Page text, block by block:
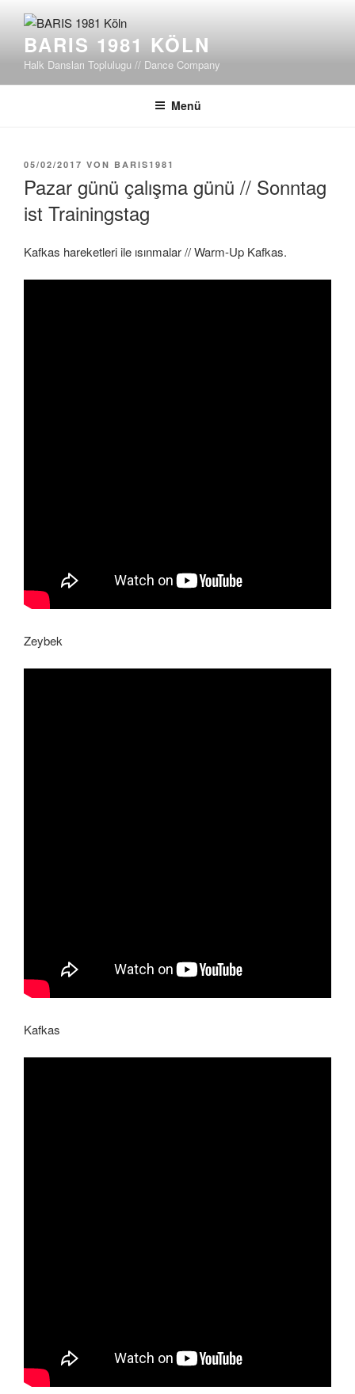
Inhalt
springenBARIS 1981 KÖLN
Halk Dansları Toplulugu // Dance Company
Menü
VERÖFFENTLICHT
05/02/2017 VON BARIS1981
Pazar günü çalışma günü // Sonntag
ist Trainingstag
Kafkas hareketleri ile ısınmalar // Warm-Up Kafkas.
Zeybek
Kafkas